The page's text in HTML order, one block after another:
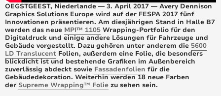
OEGSTGEEST, Niederlande — 3. April 2017 — Avery Dennison
Graphics Solutions Europe wird auf der FESPA 2017 fünf
Innovationen präsentieren. Am diesjährigen Stand in Halle B7
werden das neue MPI™ 1105 Wrapping-Portfolio für den
Digitaldruck und einige andere Lösungen für Fahrzeuge und
Gebäude vorgestellt. Dazu gehören unter anderem die 5600
LD Translucent Folien, außerdem eine Folie, die besonders
blickdicht ist und bestehende Grafiken im Außenbereich
zuverlässig abdeckt sowie Fassadenfolien für die
Gebäudedekoration. Weiterhin werden 18 neue Farben
der Supreme Wrapping™ Folie zu sehen sein.
und leichte Fahrzeugbeklebung in 19 neuen Farben
Neue Avery Dennison TrueImpact™-Folien bieten
eine nachhaltige Alternative zur PVC-
Grafikdruckfolie
AVERY DENNISON BEI DER FESPA: die Zukunft der
Grafiklösungen entdecken